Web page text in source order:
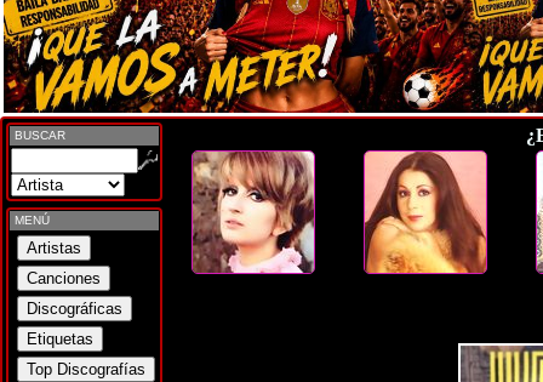
BUSCAR
MENÚ